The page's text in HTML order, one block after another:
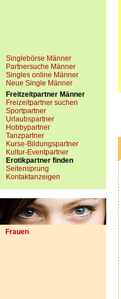
Singlebörse Männer
Partnersuche Männer
Singles online Männer
Neue Single Männer
Freitzeitpartner Männer
Freizeitpartner suchen
Sportpartner
Urlaubspartner
Hobbypartner
Tanzpartner
Kurse-Bildungspartner
Kultur-Eventpartner
Erotikpartner finden
Seitensprung
Kontaktanzeigen
Frauen